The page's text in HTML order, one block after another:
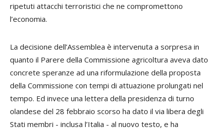
ripetuti attacchi terroristici che ne compromettono
l’economia.
La decisione dell’Assemblea è intervenuta a sorpresa in
quanto il Parere della Commissione agricoltura aveva dato
concrete speranze ad una riformulazione della proposta
della Commissione con tempi di attuazione prolungati nel
tempo. Ed invece una lettera della presidenza di turno
olandese del 28 febbraio scorso ha dato il via libera degli
Stati membri - inclusa l’Italia - al nuovo testo, e ha